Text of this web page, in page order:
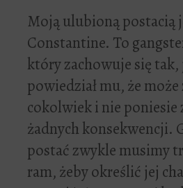
Moją ulubioną postacią
Constantine. To
który zachowuje się
powiedział mu, że
cokolwiek i nie poniesie
żadnych konsekwencji.
postać zwykle musimy
ram, żeby określić jej